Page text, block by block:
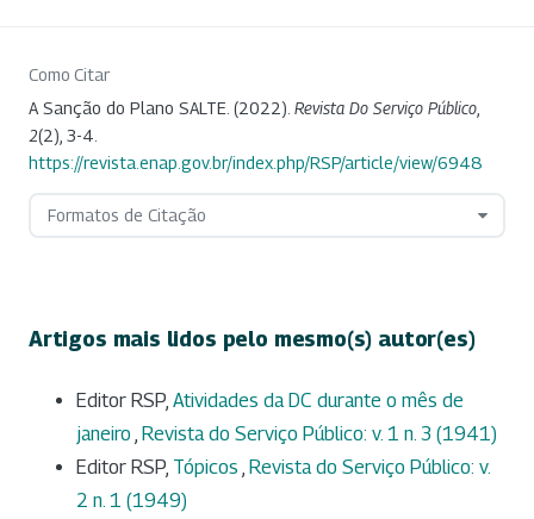
Como Citar
A Sanção do Plano SALTE. (2022). Revista Do Serviço Público
2(2), 3-4.
https://revista.enap.gov.br/index.php/RSP/article/view/6948
Formatos de Citação
Artigos mais lidos pelo mesmo(s) autor(es)
Editor RSP, Atividades da DC durante o mês de
janeiro Revista do Serviço Público: v. 1 n. 3 (1941)
Editor RSP, Tópicos Revista do Serviço Público: v.
2 n. 1 (1949)